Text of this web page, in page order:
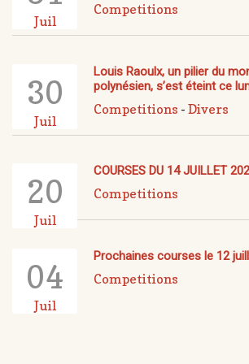
Juil
Competitions
30
Juil
Louis Raoulx, un pilier du
polynésien, s’est éteint ce
Competitions - Divers
20
Juil
COURSES DU 14 JUILLET
Competitions
04
Juil
Prochaines courses le 12
Competitions